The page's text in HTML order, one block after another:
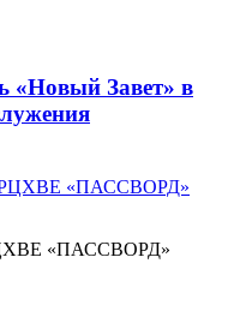
«Новый Завет» в
«ПАССВОРД»